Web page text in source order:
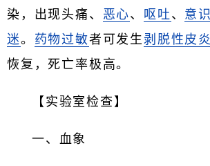
染，出现头痛、 恶心、 呕吐、 意
迷。 药物过敏者可发生剥脱性皮
恢复，死亡率极高。
【实验室检查】
一、血象